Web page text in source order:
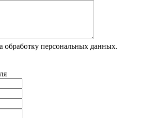
обработку персональных данных.